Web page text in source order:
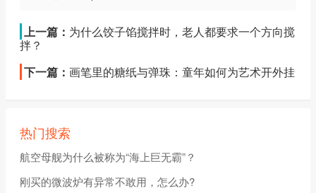
上一篇： 为什么饺子馅搅拌时，老人都要求一个方向搅
拌？
下一篇： 画笔里的糖纸与弹珠：童年如何为艺术开外挂
热门搜索
航空母舰为什么被称为“海上巨无霸”？
刚买的微波炉有异常不敢用，怎么办?